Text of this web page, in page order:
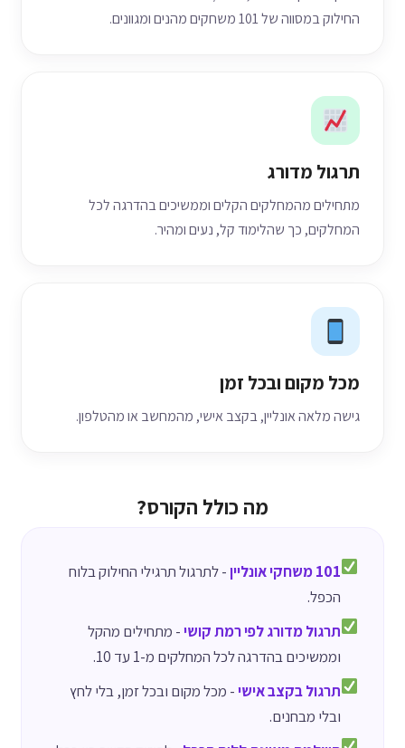
החילוק במסווה של 101 משחקים מהנים ומגוונים.
תרגול מדורג
מתחילים מהמחלקים הקלים וממשיכים בהדרגה לכל
המחלקים, כך שהלימוד קל, נעים ומהיר.
מכל מקום ובכל זמן
גישה מלאה אונליין, בקצב אישי, מהמחשב או מהטלפון.
מה כולל הקורס?
101 משחקי אונליין
- לתרגול תרגילי החילוק בלוח
הכפל.
תרגול מדורג לפי רמת קושי- מתחילים מהקל
וממשיכים בהדרגה לכל המחלקים מ-1 עד 10.
תרגול בקצב אישי- מכל מקום ובכל זמן, בלי לחץ
ובלי מבחנים.